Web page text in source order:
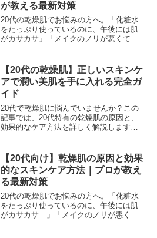
が教える最新対策
20代の乾燥肌でお悩みの方へ。「化粧水
をたっぷり使っているのに、午後には肌
がカサカサ」「メイクのノリが悪くて困
この記事では、20代特有の乾燥肌の原因
と、効果的なケア方法...
【20代の乾燥肌】正しいスキンケ
アで潤い美肌を手に入れる完全ガ
イド
20代で乾燥肌に悩んでいませんか？この
記事では、20代特有の乾燥肌の原因と、
効果的なケア方法を詳しく解説します。
若々しい女性の肌のクローズアップ】##
20代の乾燥肌...
【20代向け】乾燥肌の原因と効果
的なスキンケア方法｜プロが教え
る最新対策
20代の乾燥肌でお悩みの方へ。「化粧水
をたっぷり使っているのに、午後には肌
がカサカサ…」「メイクのノリが悪くて